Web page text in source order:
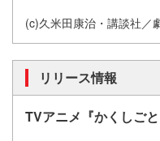
(c)久米田康治・講談社／
リリース情報
TVアニメ『かくしご